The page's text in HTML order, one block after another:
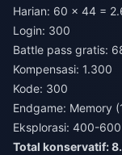
Harian: 60 × 44 =
Login: 300
Battle pass gratis:
Kompensasi: 1.300
Kode: 300
Endgame: Memory
Eksplorasi: 400-600
Total konservatif: